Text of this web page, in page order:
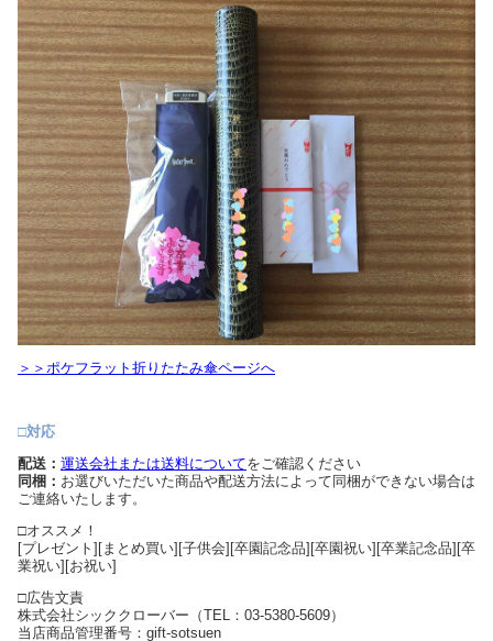
＞＞ポケフラット折りたたみ傘ページへ
□対応
配送： 運送会社または送料についてをご確認ください
同梱： お選びいただいた商品や配送方法によって同梱ができない場合は
ご連絡いたします。
□オススメ！
[プレゼント][まとめ買い][子供会][卒園記念品][卒園祝い][卒業記念品][卒
業祝い][お祝い]
□広告文責
株式会社シッククローバー（TEL：03-5380-5609）
当店商品管理番号：gift-sotsuen